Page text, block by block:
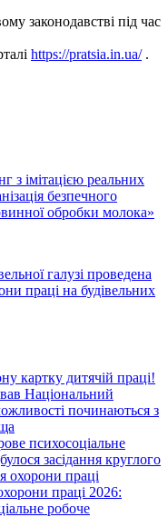
законодавстві під час
https://pratsia.in.ua/.
з імітацією реальних
безпечного
обробки молока»
галузі проведена
праці на будівельних
картку дитячій праці!
Національний
починаються з
психосоціальне
засідання круглого
охорони праці
праці 2026:
робоче